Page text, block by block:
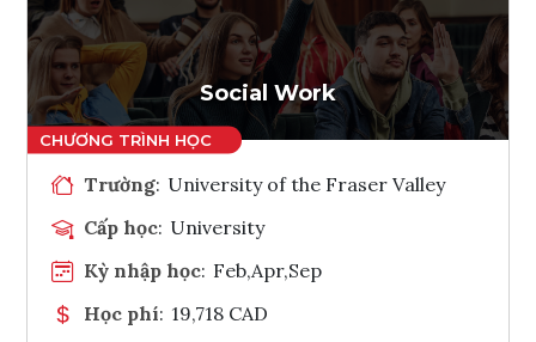
Tham vấn Interlink
Social Work
Trường: University of the Fraser Valley
Cấp học: University
Kỳ nhập học: Feb,Apr,Sep
Học phí: 19,718 CAD